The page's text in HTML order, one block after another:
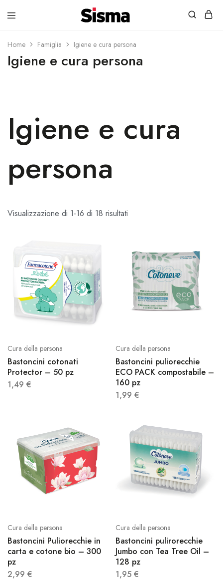
Shop
Home Famiglia Igiene e cura persona
Igiene e cura persona
Igiene e cura
persona
Visualizzazione di 1-16 di 18 risultati
Cura della persona
Bastoncini cotonati
Protector – 50 pz
1,49 €
Cura della persona
Bastoncini puliorecchie
ECO PACK compostabile –
160 pz
1,99 €
Cura della persona
Bastoncini Puliorecchie in
carta e cotone bio – 300
pz
2,99 €
Cura della persona
Bastoncini pulirorecchie
Jumbo con Tea Tree Oil –
128 pz
1,95 €